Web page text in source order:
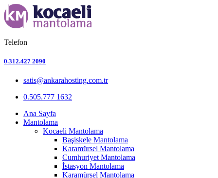
Telefon
0.312.427 2090
satis@ankarahosting.com.tr
0.505.777 1632
Ana Sayfa
Mantolama
Kocaeli Mantolama
Başiskele Mantolama
Karamürsel Mantolama
Cumhuriyet Mantolama
İstasyon Mantolama
Karamürsel Mantolama